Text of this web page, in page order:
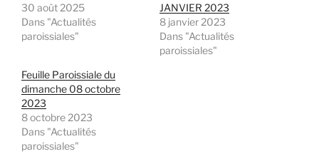
30 août 2025
Dans "Actualités
paroissiales"
JANVIER 2023
8 janvier 2023
Dans "Actualités
paroissiales"
Feuille Paroissiale du
dimanche 08 octobre
2023
8 octobre 2023
Dans "Actualités
paroissiales"